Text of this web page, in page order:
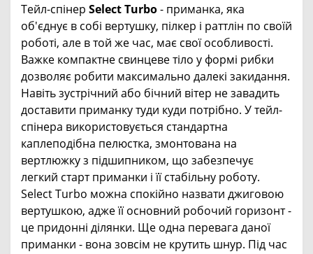
Тейл-спінер Select Turbo- приманка, яка
об'єднує в собі вертушку, пілкер і раттлін по своїй
роботі, але в той же час, має свої особливості.
Важке компактне свинцеве тіло у формі рибки
дозволяє робити максимально далекі закидання.
Навіть зустрічний або бічний вітер не завадить
доставити приманку туди куди потрібно. У тейл-
спінера використовується стандартна
каплеподібна пелюстка, змонтована на
вертлюжку з підшипником, що забезпечує
легкий старт приманки і її стабільну роботу.
Select Turbo можна спокійно назвати джиговою
вертушкою, адже її основний робочий горизонт -
це придонні ділянки. Ще одна перевага даної
приманки - вона зовсім не крутить шнур. Під час